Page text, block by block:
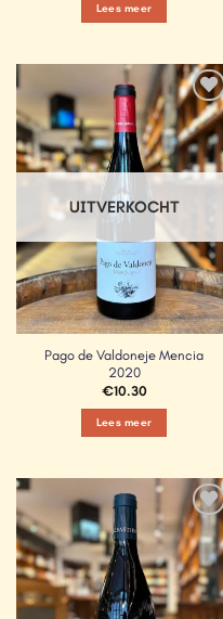
Lees meer
Add to
Wishlist
UITVERKOCHT
Pago de Valdoneje Mencia
2020
€10.30
Lees meer
Add to
Wishlist